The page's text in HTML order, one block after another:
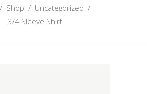
/ Shop / Uncategorized /
3/4 Sleeve Shirt